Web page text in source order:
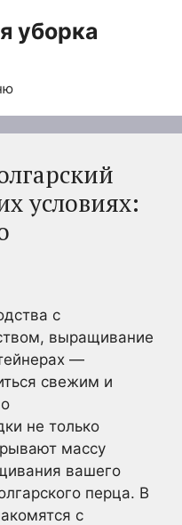
уборка
условиях:
с
выращивание
—
свежим и
не только
массу
вашего
перца. В
с